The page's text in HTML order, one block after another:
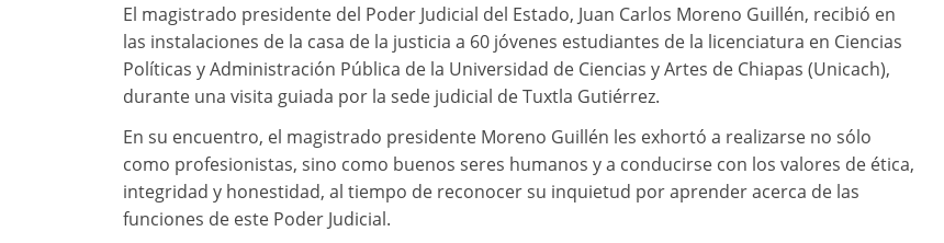
El magistrado presidente del Poder Judicial del Estado, Juan Carlos Moreno Guillén, recibió en
las instalaciones de la casa de la justicia a 60 jóvenes estudiantes de la licenciatura en Ciencias
Políticas y Administración Pública de la Universidad de Ciencias y Artes de Chiapas (Unicach),
durante una visita guiada por la sede judicial de Tuxtla Gutiérrez.
En su encuentro, el magistrado presidente Moreno Guillén les exhortó a realizarse no sólo
como profesionistas, sino como buenos seres humanos y a conducirse con los valores de ética,
integridad y honestidad, al tiempo de reconocer su inquietud por aprender acerca de las
funciones de este Poder Judicial.